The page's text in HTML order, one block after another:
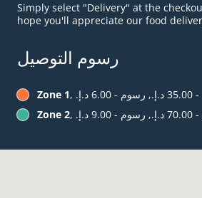
Simply select "Delivery" at the
hope you'll appreciate our food
رسوم التوصيل
Zone 1
Zone 2